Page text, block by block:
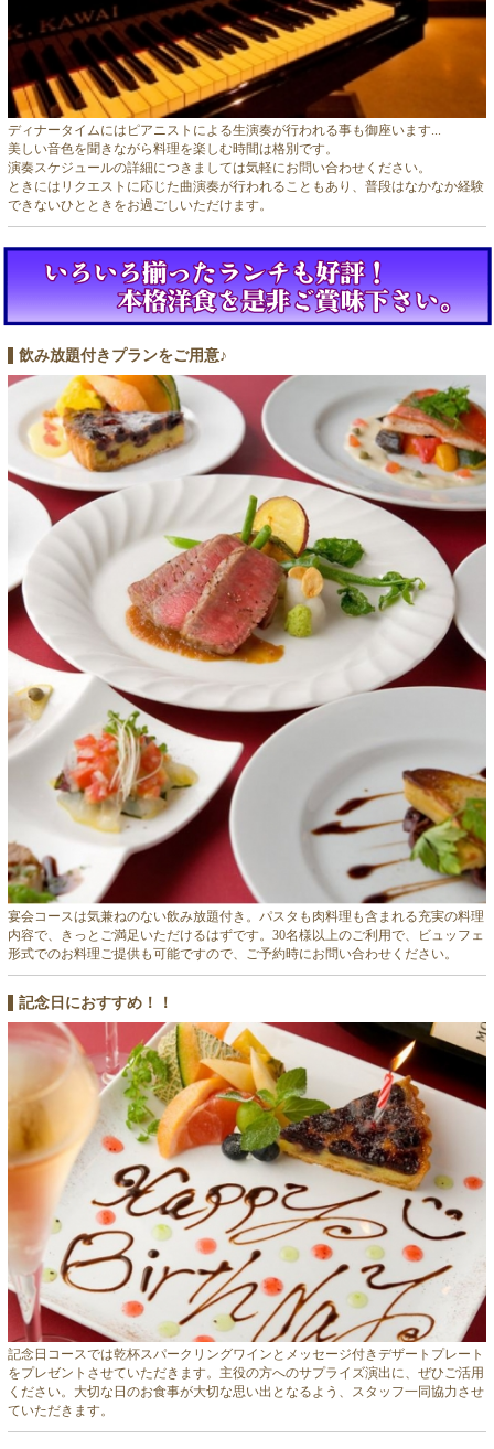
ディナータイムにはピアニストによる生演奏が行われる事も御座います...
美しい音色を聞きながら料理を楽しむ時間は格別です。
演奏スケジュールの詳細につきましては気軽にお問い合わせください。
ときにはリクエストに応じた曲演奏が行われることもあり、普段はなかなか経験
できないひとときをお過ごしいただけます。
飲み放題付きプランをご用意♪
宴会コースは気兼ねのない飲み放題付き。パスタも肉料理も含まれる充実の料理
内容で、きっとご満足いただけるはずです。30名様以上のご利用で、ビュッフェ
形式でのお料理ご提供も可能ですので、ご予約時にお問い合わせください。
記念日におすすめ！！
記念日コースでは乾杯スパークリングワインとメッセージ付きデザートプレート
をプレゼントさせていただきます。主役の方へのサプライズ演出に、ぜひご活用
ください。大切な日のお食事が大切な思い出となるよう、スタッフ一同協力させ
ていただきます。